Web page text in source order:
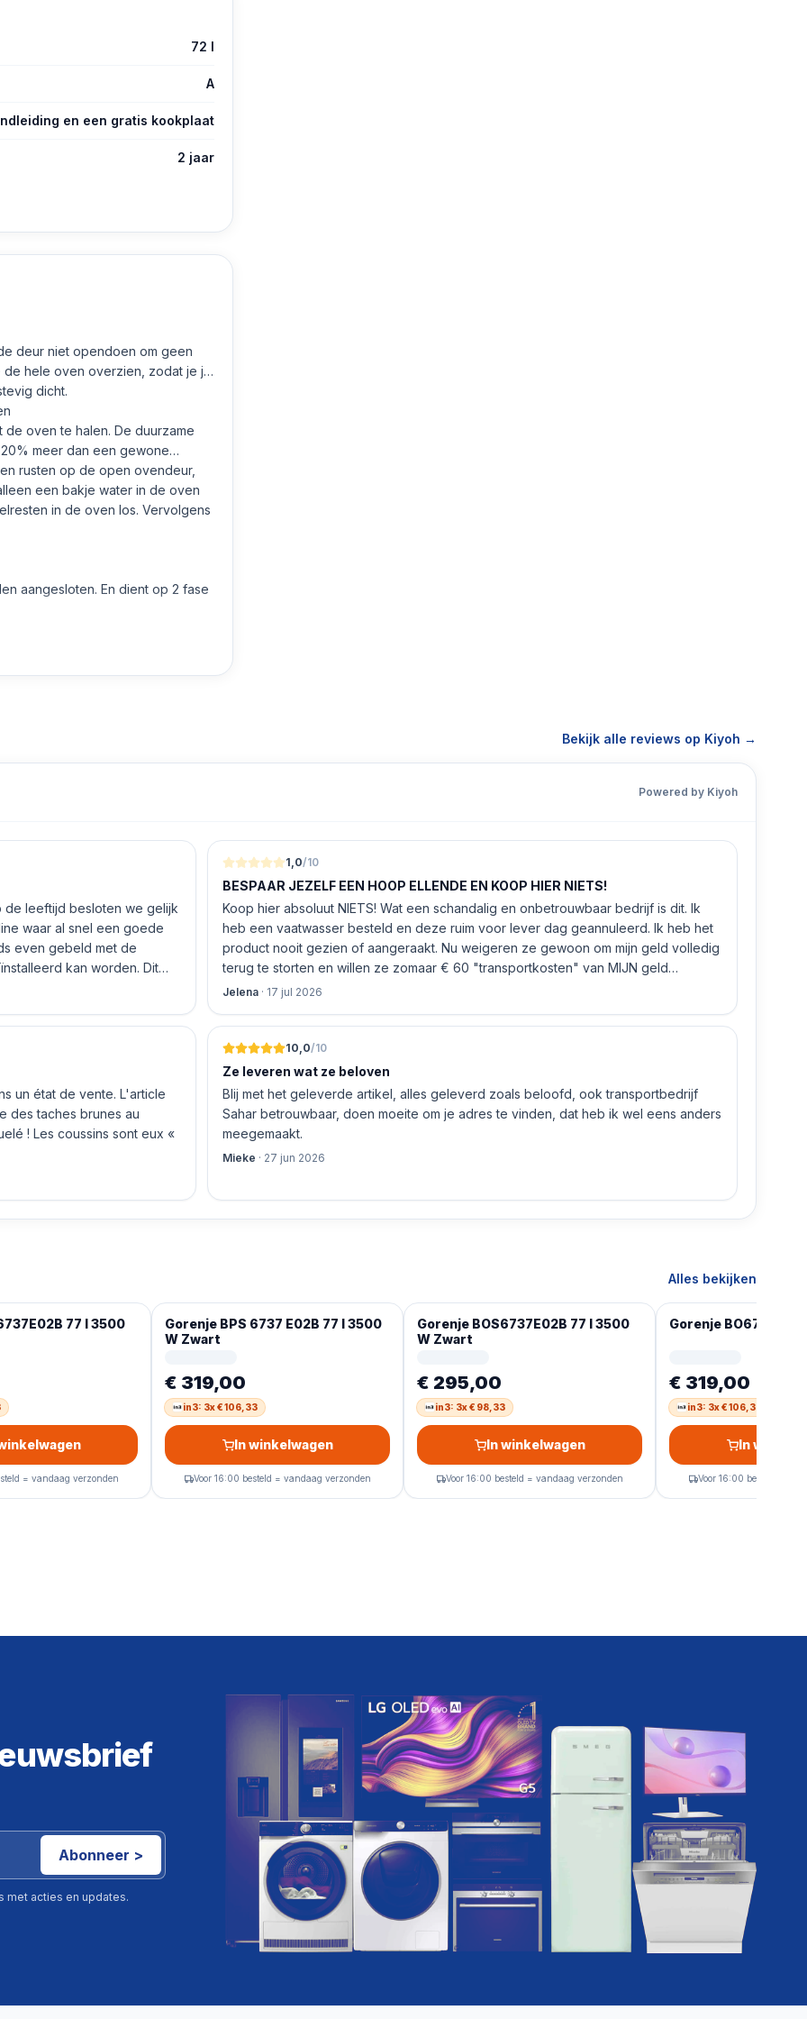
72 l
A
en een gratis kookplaat
2 jaar
deur niet opendoen om geen
hele oven overzien, zodat je je
dicht.
de oven te halen. De duurzame
meer dan een gewone
rusten op de open ovendeur,
een bakje water in de oven
in de oven los. Vervolgens
aangesloten. En dient op 2 fase
Bekijk alle reviews op Kiyoh →
Powered by Kiyoh
de leeftijd besloten we gelijk
waar al snel een goede
kan worden. Dit
vriendelijke medewerker
loze woorden: om 16.00
1,0/10
BESPAAR JEZELF EEN HOOP ELLENDE EN KOOP HIER NIETS!
Koop hier absoluut NIETS! Wat een schandalig en onbetrouwbaar bedrijf is dit. Ik
heb een vaatwasser besteld en deze ruim voor lever dag geannuleerd. Ik heb het
product nooit gezien of aangeraakt. Nu weigeren ze gewoon om mijn geld volledig
terug te storten en willen ze zomaar € 60 "transportkosten" van MIJN geld
inhouden!
Jelena · 17 jul 2026
un état de vente. L'article
des taches brunes au
! Les coussins sont eux «
10,0/10
Ze leveren wat ze beloven
Blij met het geleverde artikel, alles geleverd zoals beloofd, ook transportbedrijf
Sahar betrouwbaar, doen moeite om je adres te vinden, dat heb ik wel eens anders
meegemaakt.
Mieke · 27 jun 2026
Alles bekijken
77 l 3500
= vandaag verzonden
Gorenje BPS 6737 E02B 77 l 3500
W Zwart
€ 319,00
in3: 3x € 106,33
In winkelwagen
Voor 16:00 besteld = vandaag verzonden
Gorenje BOS6737E02B 77 l 3500
W Zwart
€ 295,00
in3: 3x € 98,33
In winkelwagen
Voor 16:00 besteld = vandaag verzonden
Gorenje
€ 319,00
in3: 3x € 106,33
In
Voor 16:00 besteld =
Abonneer >
met acties en updates.